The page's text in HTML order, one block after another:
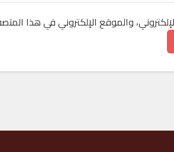
والموقع الإلكتروني في هذا